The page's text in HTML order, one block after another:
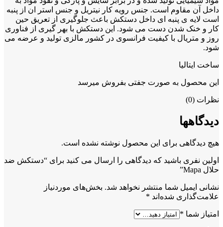
داخل آن مقاوم است. جنس رویه کار نیتریل و جنس استر ان از پنبه
است لایه ی پنبه ای داخل دستکش باعث جلوگیری از تعریق حین
کار و خنک شدن دست می شود. این دستکش با بهر گیری از فناوری
روز و متریال با کیفیت فرانسوی در کشور مالزی تولید و عرضه می
شود.
ساخت ایتالیا
این محصول به صورت جفتی بفروش میرسد
نظرات (0)
دیدگاهها
هیچ دیدگاهی برای این محصول نوشته نشده است.
اولین نفری باشید که دیدگاهی را ارسال می کنید برای “دستکش ضد
حلال Mapa”
نشانی ایمیل شما منتشر نخواهد شد. بخش‌های موردنیاز
علامت‌گذاری شده‌اند *
امتیاز شما *